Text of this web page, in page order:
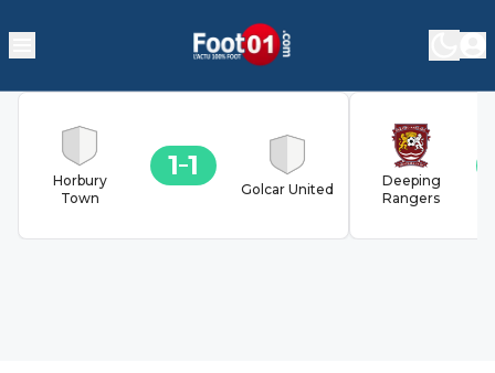
Horbury
Town
1 1
Golcar United
Deeping
Rangers